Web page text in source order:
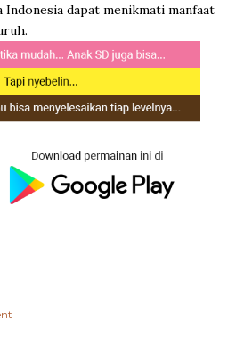
Indonesia dapat menikmati manfaat